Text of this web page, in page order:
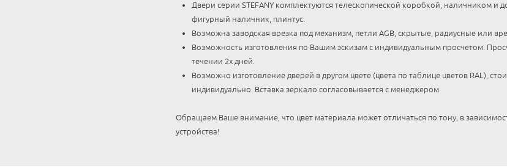
Двери серии STEFANY комплектуются телескопической коробкой, наличником и
фигурный наличник, плинтус.
Возможна заводская врезка под механизм, петли AGB, скрытые, радиусные или
Возможность изготовления по Вашим эскизам с индивидуальным просчетом.
течении 2х дней.
Возможно изготовление дверей в другом цвете (цвета по таблице цветов RAL),
индивидуально. Вставка зеркало согласовывается с менеджером.
Обращаем Ваше внимание, что цвет материала может отличаться по тону, в
устройства!